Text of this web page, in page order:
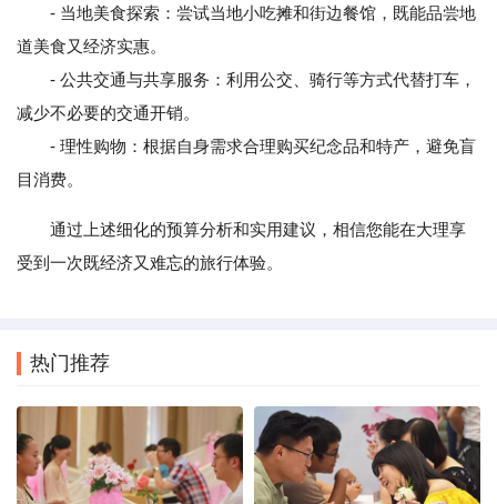
- 当地美食探索：尝试当地小吃摊和街边餐馆，既能品尝地
道美食又经济实惠。
- 公共交通与共享服务：利用公交、骑行等方式代替打车，
减少不必要的交通开销。
- 理性购物：根据自身需求合理购买纪念品和特产，避免盲
目消费。
通过上述细化的预算分析和实用建议，相信您能在大理享
受到一次既经济又难忘的旅行体验。
热门推荐